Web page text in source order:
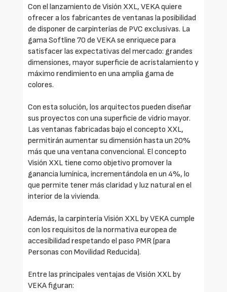
Con el lanzamiento de Visión XXL, VEKA quiere
ofrecer a los fabricantes de ventanas la posibilidad
de disponer de carpinterías de PVC exclusivas. La
gama Softline 70 de VEKA se enriquece para
satisfacer las expectativas del mercado: grandes
dimensiones, mayor superficie de acristalamiento y
máximo rendimiento en una amplia gama de
colores.
Con esta solución, los arquitectos pueden diseñar
sus proyectos con una superficie de vidrio mayor.
Las ventanas fabricadas bajo el concepto XXL,
permitirán aumentar su dimensión hasta un 20%
más que una ventana convencional. El concepto
Visión XXL tiene como objetivo promover la
ganancia lumínica, incrementándola en un 4%, lo
que permite tener más claridad y luz natural en el
interior de la vivienda.
Además, la carpintería Visión XXL by VEKA cumple
con los requisitos de la normativa europea de
accesibilidad respetando el paso PMR (para
Personas con Movilidad Reducida).
Entre las principales ventajas de Visión XXL by
VEKA figuran: